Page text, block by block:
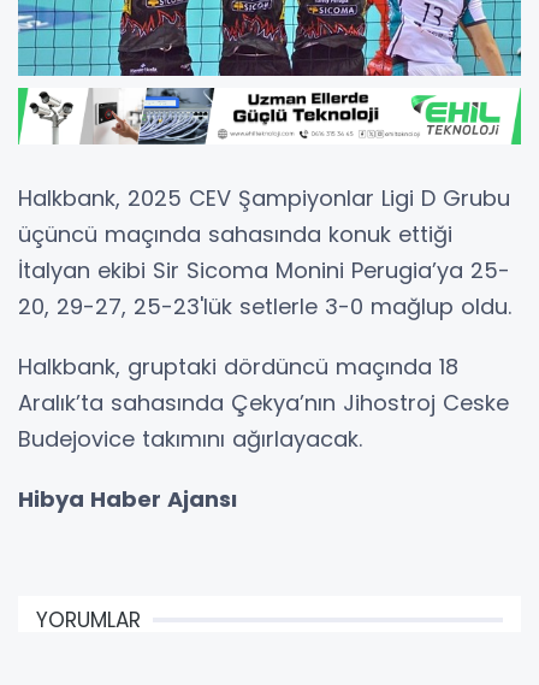
Halkbank, 2025 CEV Şampiyonlar Ligi D Grubu
üçüncü maçında sahasında konuk ettiği
İtalyan ekibi Sir Sicoma Monini Perugia’ya 25-
20, 29-27, 25-23'lük setlerle 3-0 mağlup oldu.
Halkbank, gruptaki dördüncü maçında 18
Aralık’ta sahasında Çekya’nın Jihostroj Ceske
Budejovice takımını ağırlayacak.
Hibya Haber Ajansı
YORUMLAR